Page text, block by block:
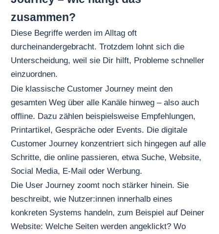
zusammen?
Diese Begriffe werden im Alltag oft
durcheinandergebracht. Trotzdem lohnt sich die
Unterscheidung, weil sie Dir hilft, Probleme schneller
einzuordnen.
Die klassische Customer Journey meint den
gesamten Weg über alle Kanäle hinweg – also auch
offline. Dazu zählen beispielsweise Empfehlungen,
Printartikel, Gespräche oder Events. Die digitale
Customer Journey konzentriert sich hingegen auf alle
Schritte, die online passieren, etwa Suche, Website,
Social Media, E-Mail oder Werbung.
Die User Journey zoomt noch stärker hinein. Sie
beschreibt, wie Nutzer:innen innerhalb eines
konkreten Systems handeln, zum Beispiel auf Deiner
Website: Welche Seiten werden angeklickt? Wo